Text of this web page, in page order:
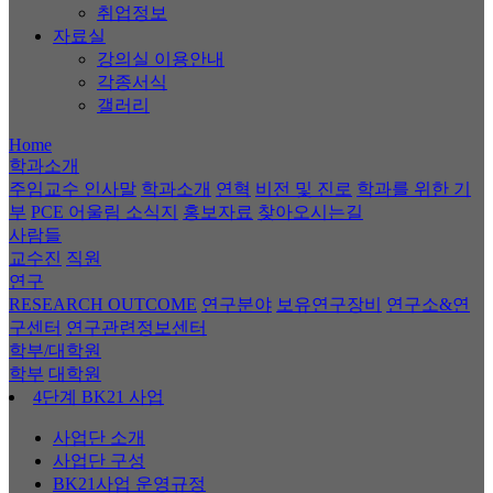
취업정보
자료실
강의실 이용안내
각종서식
갤러리
Home
학과소개
주임교수 인사말 학과소개 연혁 비전 및 진로 학과를 위한 기
부 PCE 어울림 소식지 홍보자료 찾아오시는길
사람들
교수진 직원
연구
RESEARCH OUTCOME 연구분야 보유연구장비
연구소&연
구센터 연구관련정보센터
학부/대학원
학부 대학원
4단계 BK21 사업
사업단 소개
사업단 구성
BK21사업 운영규정